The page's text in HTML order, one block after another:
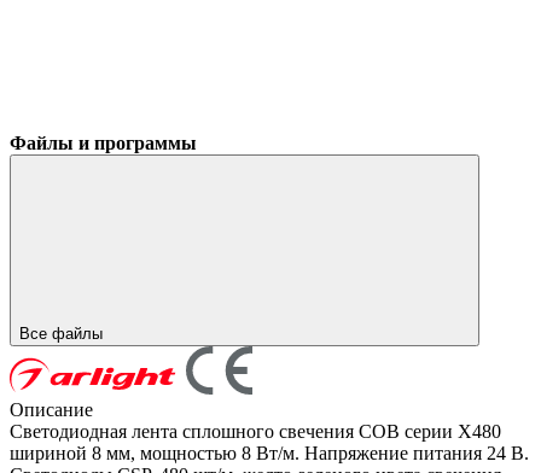
Файлы и программы
Все файлы
Описание
Светодиодная лента сплошного свечения COB серии X480
шириной 8 мм, мощностью 8 Вт/м. Напряжение питания 24 В.